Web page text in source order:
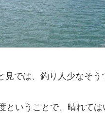
では、釣り人少なそう
ということで、晴れて